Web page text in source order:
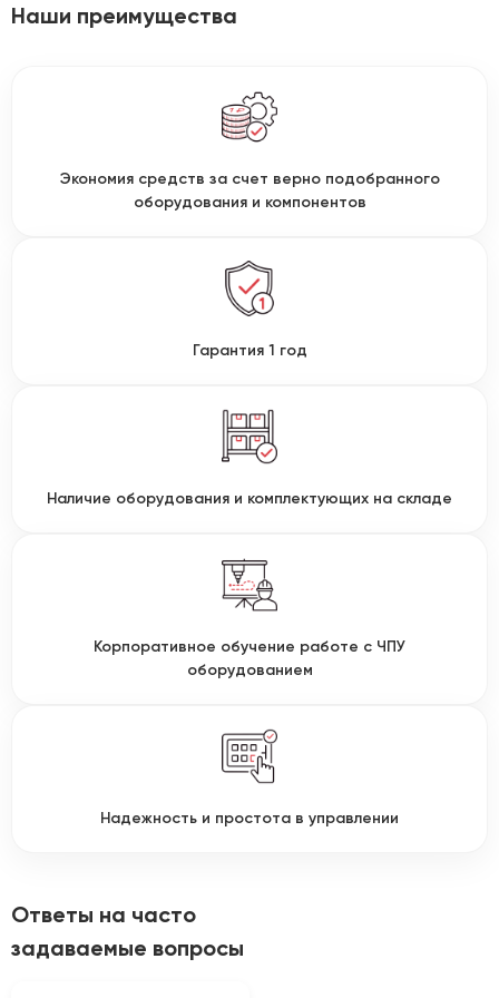
Наши преимущества
Экономия средств за счет верно подобранного
оборудования и компонентов
Гарантия 1 год
Наличие оборудования и комплектующих на складе
Корпоративное обучение работе с ЧПУ
оборудованием
Надежность и простота в управлении
Ответы на часто
задаваемые вопросы